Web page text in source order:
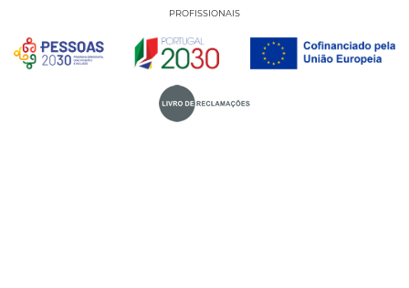
PROFISSIONAIS